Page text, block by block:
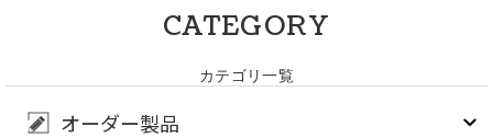
CATEGORY
カテゴリ一覧
オーダー製品